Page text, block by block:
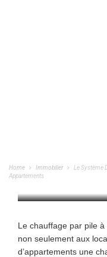
Home Immobilier
Le Système
Appartements
Appartements
Le chauffage par pile
non seulement aux
d’appartements une